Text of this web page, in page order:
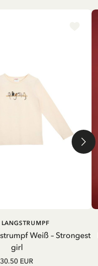
Weiß – Strongest
girl
LANGSTRUMPF
30.50 EUR